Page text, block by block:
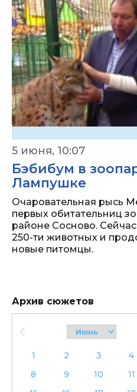
5 июня, 10:07
Бэбибум в
Лампушке
Очаровательная рысь
первых обитательниц
районе Сосново.
250-ти животных и
новые питомцы.
Архив сюжетов
1 2 3 4
8
9 10 11